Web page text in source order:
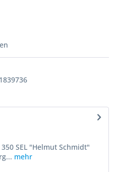
SEL "Helmut Schmidt"
mehr